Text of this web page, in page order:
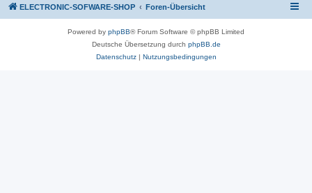
ELECTRONIC-SOFWARE-SHOP Foren-Übersicht
Powered by phpBB® Forum Software © phpBB Limited
Deutsche Übersetzung durch phpBB.de
Datenschutz| Nutzungsbedingungen